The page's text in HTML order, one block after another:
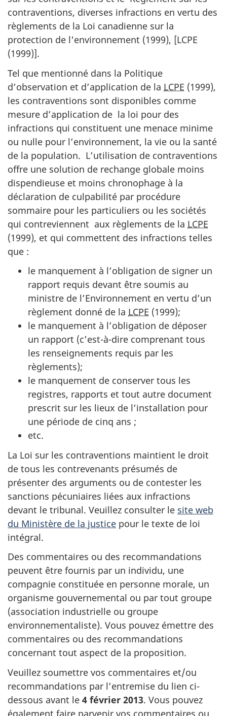
contraventions, diverses infractions en vertu des
règlements de la Loi canadienne sur la
protection de l'environnement (1999), [LCPE
(1999)].
Tel que mentionné dans la Politique
d’observation et d’application de la LCPE (1999),
les contraventions sont disponibles comme
mesure d’application de la loi pour des
infractions qui constituent une menace minime
ou nulle pour l’environnement, la vie ou la santé
de la population. L’utilisation de contraventions
offre une solution de rechange globale moins
dispendieuse et moins chronophage à la
déclaration de culpabilité par procédure
sommaire pour les particuliers ou les sociétés
qui contreviennent aux règlements de la LCPE
(1999), et qui commettent des infractions telles
que :
le manquement à l’obligation de signer un
rapport requis devant être soumis au
ministre de l’Environnement en vertu d’un
règlement donné de la LCPE (1999);
le manquement à l’obligation de déposer
un rapport (c’est-à-dire comprenant tous
les renseignements requis par les
règlements);
le manquement de conserver tous les
registres, rapports et tout autre document
prescrit sur les lieux de l’installation pour
une période de cinq ans ;
etc.
La Loi sur les contraventions maintient le droit
de tous les contrevenants présumés de
présenter des arguments ou de contester les
sanctions pécuniaires liées aux infractions
devant le tribunal. Veuillez consulter le site web
du Ministère de la justice pour le texte de loi
intégral.
Des commentaires ou des recommandations
peuvent être fournis par un individu, une
compagnie constituée en personne morale, un
organisme gouvernemental ou par tout groupe
(association industrielle ou groupe
environnementaliste). Vous pouvez émettre des
commentaires ou des recommandations
concernant tout aspect de la proposition.
Veuillez soumettre vos commentaires et/ou
recommandations par l’entremise du lien ci-
dessous avant le 4 février 2013. Vous pouvez
également faire parvenir vos commentaires ou